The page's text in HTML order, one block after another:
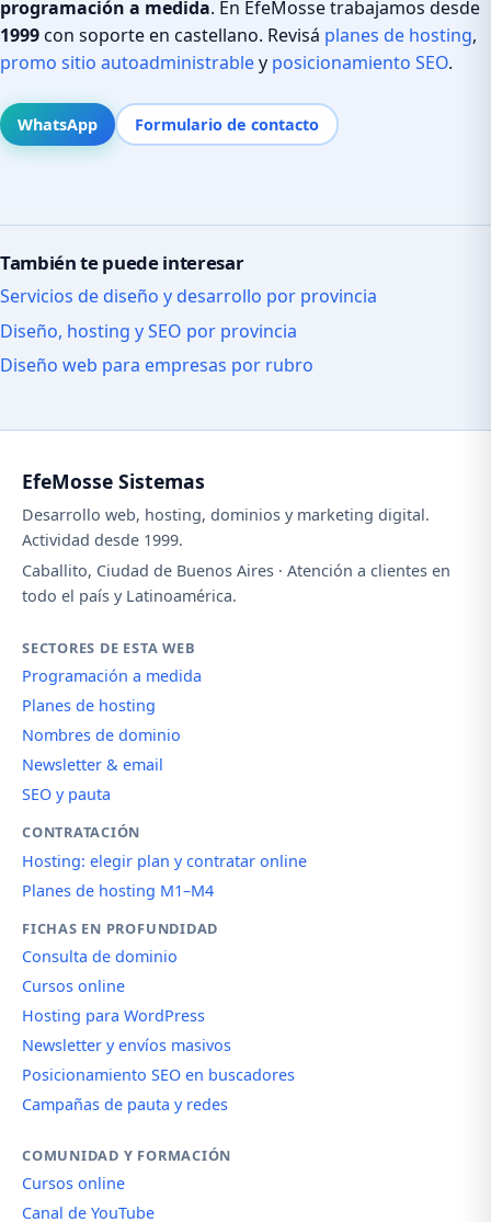
programación a medida. En EfeMosse trabajamos desde
1999con soporte en castellano. Revisá planes de hosting,
promo sitio autoadministrabley posicionamiento SEO.
WhatsApp Formulario de contacto
También te puede interesar
Servicios de diseño y desarrollo por provincia
Diseño, hosting y SEO por provincia
Diseño web para empresas por rubro
EfeMosse Sistemas
Desarrollo web, hosting, dominios y marketing digital.
Actividad desde 1999.
Caballito, Ciudad de Buenos Aires · Atención a clientes en
todo el país y Latinoamérica.
SECTORES DE ESTA WEB
Programación a medida
Planes de hosting
Nombres de dominio
Newsletter & email
SEO y pauta
CONTRATACIÓN
Hosting: elegir plan y contratar online
Planes de hosting M1–M4
FICHAS EN PROFUNDIDAD
Consulta de dominio
Cursos online
Hosting para WordPress
Newsletter y envíos masivos
Posicionamiento SEO en buscadores
Campañas de pauta y redes
COMUNIDAD Y FORMACIÓN
Cursos online
Canal de YouTube